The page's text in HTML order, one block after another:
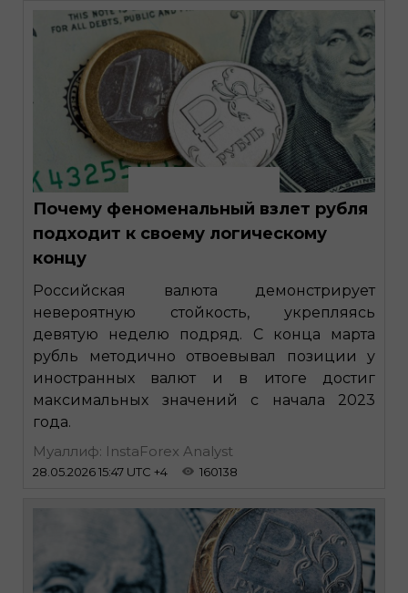
Почему феноменальный взлет рубля
подходит к своему логическому
концу
Российская валюта демонстрирует
невероятную стойкость, укрепляясь
девятую неделю подряд. С конца марта
рубль методично отвоевывал позиции у
иностранных валют и в итоге достиг
максимальных значений с начала 2023
года.
Муаллиф: InstaForex Analyst
28.05.2026 15:47 UTC +4 160138